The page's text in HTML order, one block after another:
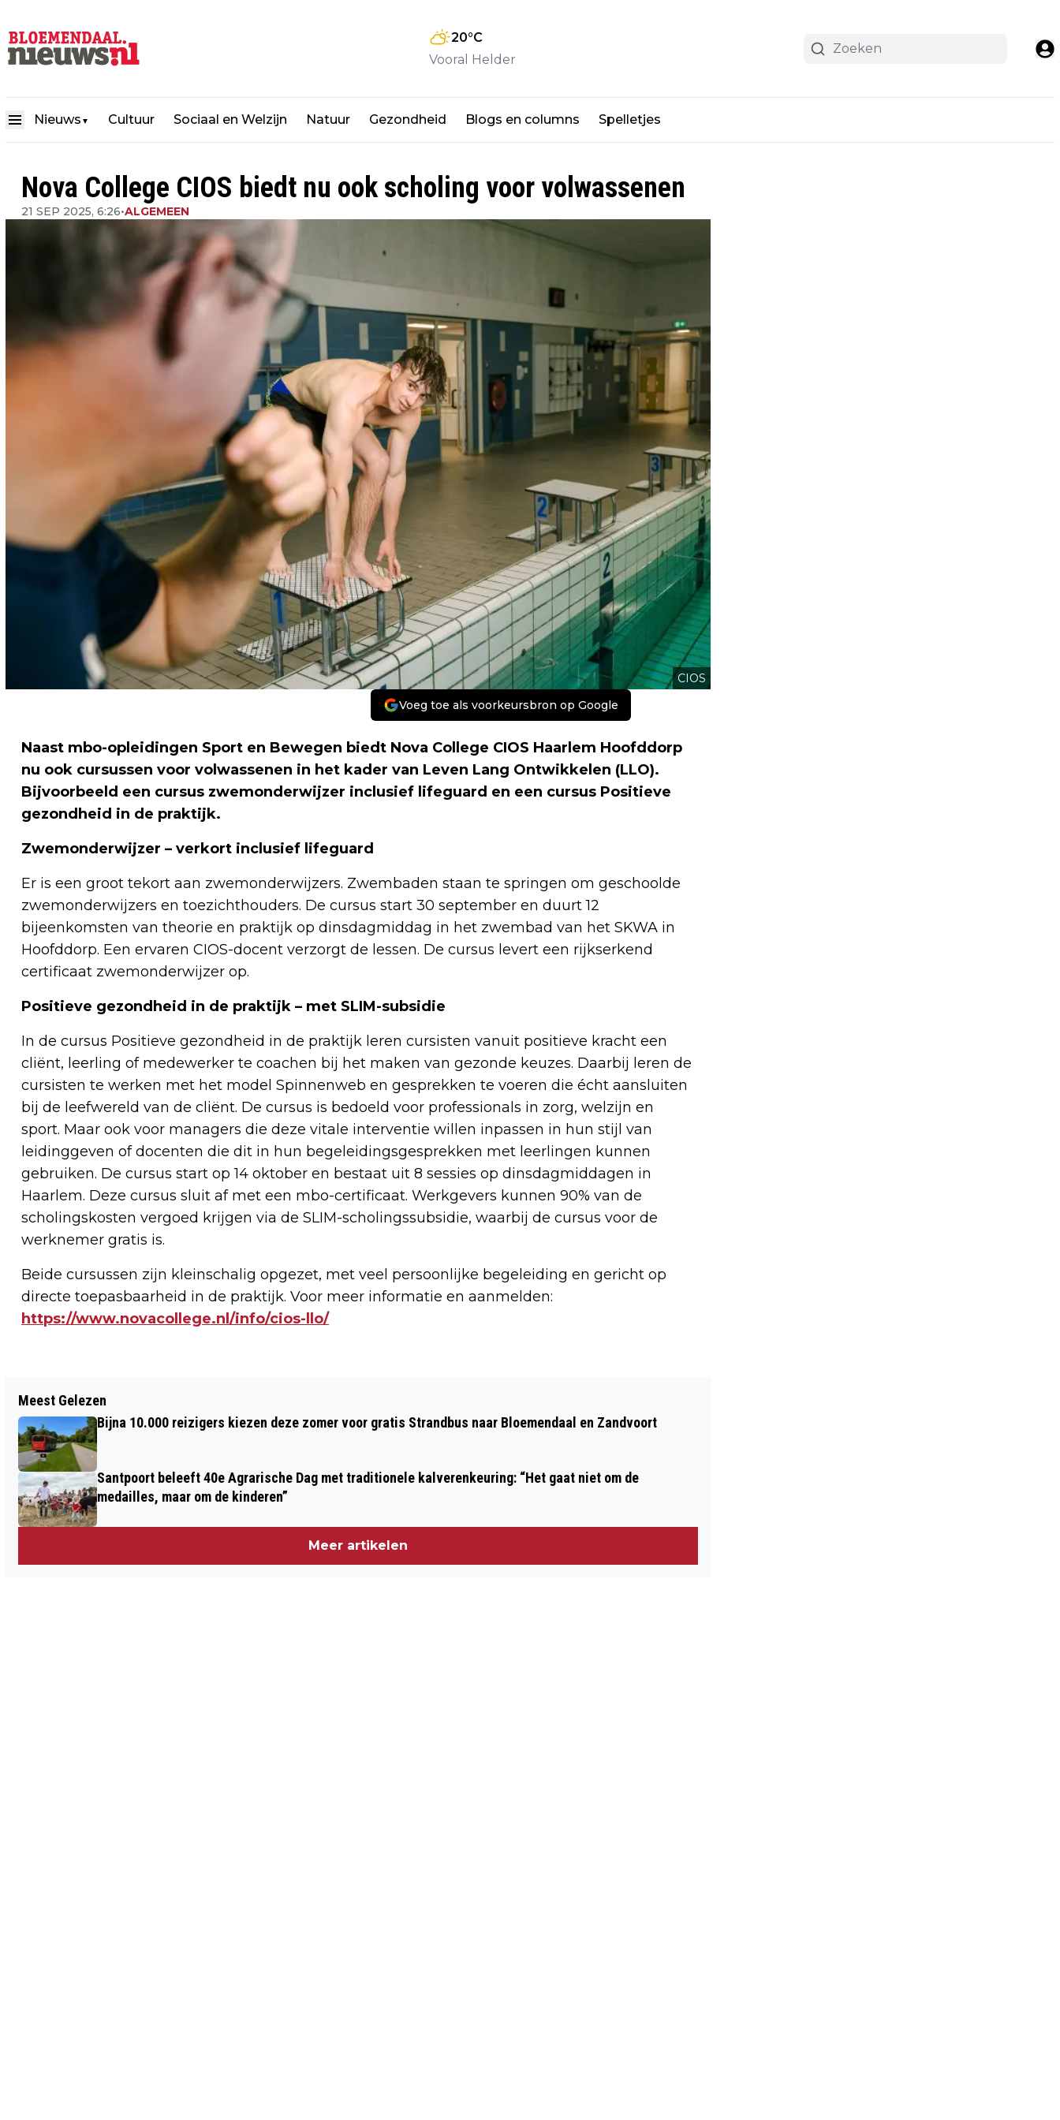
20°C
Vooral Helder
Nieuws ▼ Cultuur Sociaal en Welzijn Natuur Gezondheid Blogs en columns Spelletjes
Nova College CIOS biedt nu ook scholing voor volwassenen
21 SEP 2025, 6:26•ALGEMEEN
CIOS
Voeg toe als voorkeursbron op Google
Naast mbo-opleidingen Sport en Bewegen biedt Nova College CIOS Haarlem Hoofddorp
nu ook cursussen voor volwassenen in het kader van Leven Lang Ontwikkelen (LLO).
Bijvoorbeeld een cursus zwemonderwijzer inclusief lifeguard en een cursus Positieve
gezondheid in de praktijk.
Zwemonderwijzer – verkort inclusief lifeguard
Er is een groot tekort aan zwemonderwijzers. Zwembaden staan te springen om geschoolde
zwemonderwijzers en toezichthouders. De cursus start 30 september en duurt 12
bijeenkomsten van theorie en praktijk op dinsdagmiddag in het zwembad van het SKWA in
Hoofddorp. Een ervaren CIOS-docent verzorgt de lessen. De cursus levert een rijkserkend
certificaat zwemonderwijzer op.
Positieve gezondheid in de praktijk – met SLIM-subsidie
In de cursus Positieve gezondheid in de praktijk leren cursisten vanuit positieve kracht een
cliënt, leerling of medewerker te coachen bij het maken van gezonde keuzes. Daarbij leren de
cursisten te werken met het model Spinnenweb en gesprekken te voeren die écht aansluiten
bij de leefwereld van de cliënt. De cursus is bedoeld voor professionals in zorg, welzijn en
sport. Maar ook voor managers die deze vitale interventie willen inpassen in hun stijl van
leidinggeven of docenten die dit in hun begeleidingsgesprekken met leerlingen kunnen
gebruiken. De cursus start op 14 oktober en bestaat uit 8 sessies op dinsdagmiddagen in
Haarlem. Deze cursus sluit af met een mbo-certificaat. Werkgevers kunnen 90% van de
scholingskosten vergoed krijgen via de SLIM-scholingssubsidie, waarbij de cursus voor de
werknemer gratis is.
Beide cursussen zijn kleinschalig opgezet, met veel persoonlijke begeleiding en gericht op
directe toepasbaarheid in de praktijk. Voor meer informatie en aanmelden:
https://www.novacollege.nl/info/cios-llo/
ZANDVOORTS MUSEUM MET
PERMANENT PANORAMA 'THE
TIMELESS SEA'
ZOMAAR EEN HALF JAAR LANGER!
Meest Gelezen
Bijna 10.000 reizigers kiezen deze zomer voor gratis Strandbus naar Bloemendaal en Zandvoort
Santpoort beleeft 40e Agrarische Dag met traditionele kalverenkeuring: “Het gaat niet om de
medailles, maar om de kinderen”
Meer artikelen